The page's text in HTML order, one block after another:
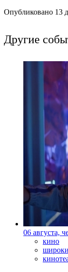
Опубликовано 13
Другие
06 августа,
кино